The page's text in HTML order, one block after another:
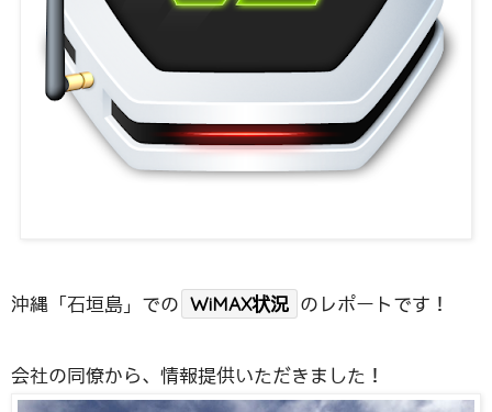
沖縄「石垣島」での WiMAX状況 のレポートです！
会社の同僚から、情報提供いただきました！